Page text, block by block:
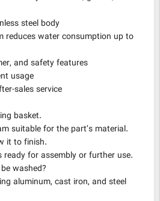
steel body
reduces water consumption up to
and safety features
usage
sales service
basket.
suitable for the part’s material.
it to finish.
ready for assembly or further use.
washed?
aluminum, cast iron, and steel